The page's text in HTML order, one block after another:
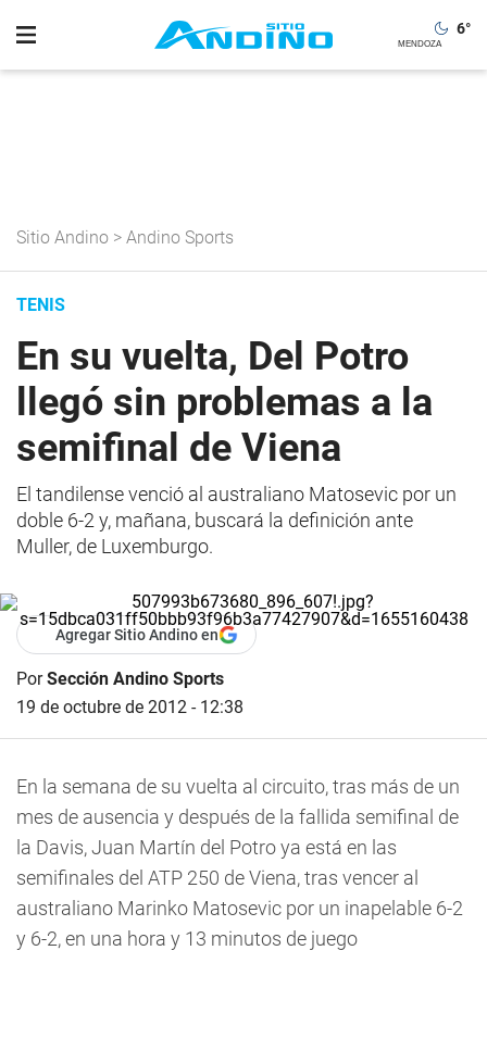
6°
Sitio Andino > Andino Sports
TENIS
En su vuelta, Del Potro
llegó sin problemas a la
semifinal de Viena
El tandilense venció al australiano Matosevic por un
doble 6-2 y, mañana, buscará la definición ante
Muller, de Luxemburgo.
Agregar Sitio Andino en
PorSección Andino Sports
19 de octubre de 2012 - 12:38
En la semana de su vuelta al circuito, tras más de un
mes de ausencia y después de la fallida semifinal de
la Davis, Juan Martín del Potro ya está en las
semifinales del ATP 250 de Viena, tras vencer al
australiano Marinko Matosevic por un inapelable 6-2
y 6-2, en una hora y 13 minutos de juego